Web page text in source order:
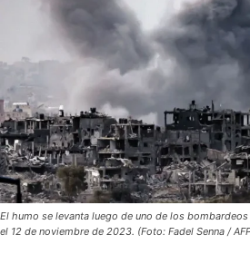
El humo se levanta luego de uno de los
el 12 de noviembre de 2023. (Foto: Fadel Senna /